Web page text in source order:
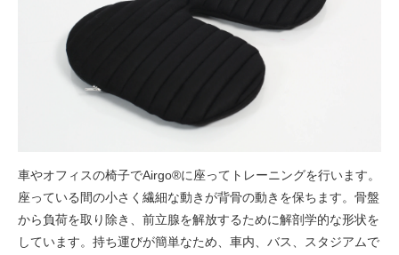
車やオフィスの椅子でAirgo®に座ってトレーニングを行います。
座っている間の小さく繊細な動きが背骨の動きを保ちます。骨盤
から負荷を取り除き、前立腺を解放するために解剖学的な形状を
しています。持ち運びが簡単なため、車内、バス、スタジアムで